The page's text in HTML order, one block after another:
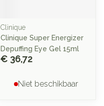
Clinique
Clinique Super Energizer
Depuffing Eye Gel 15ml
€ 36,72
Niet beschikbaar